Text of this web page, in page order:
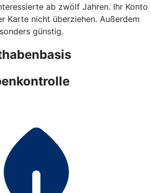
ab zwölf Jahren. Ihr Konto
Karte nicht überziehen. Außerdem
günstig.